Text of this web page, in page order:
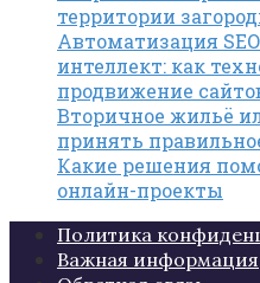
территории
Автоматизация
интеллект: как
продвижение
Вторичное жильё
принять
Какие решения
онлайн-проекты
Политика
Важная информация